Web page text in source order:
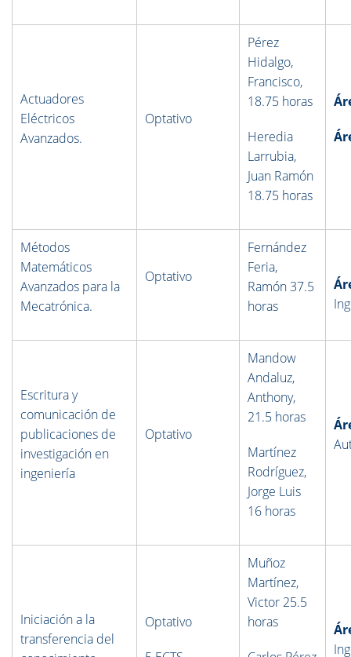
Actuadores
Eléctricos
Avanzados.
Optativo
Pérez
Hidalgo,
Francisco,
18.75 horas
Heredia
Larrubia,
Juan Ramón
18.75 horas
Métodos
Matemáticos
Avanzados para la
Mecatrónica.
Optativo
Fernández
Feria,
Ramón 37.5
horas
Escritura y
comunicación de
publicaciones de
investigación en
ingeniería
Optativo
Mandow
Andaluz,
Anthony,
21.5 horas
Martínez
Rodríguez,
Jorge Luis
16 horas
Iniciación a la
transferencia del
Optativo
Muñoz
Martínez,
Victor 25.5
horas